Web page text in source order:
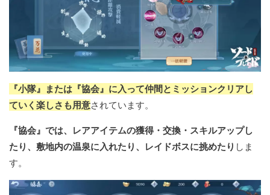
『小隊』または『協会』に入って仲間とミッションクリアし
ていく楽しさも用意されています。
『協会』では、レアアイテムの獲得・交換・スキルアップし
たり、敷地内の温泉に入れたり、レイドボスに挑めたり しま
す。